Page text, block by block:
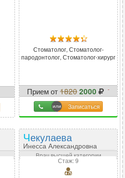
Стоматолог, Стоматолог-
пародонтолог, Стоматолог-хирург
Прием от18202000 -
-10%
Записаться
Чекулаева
Инесса Александровна
Врач высшей категории
Стаж: 9